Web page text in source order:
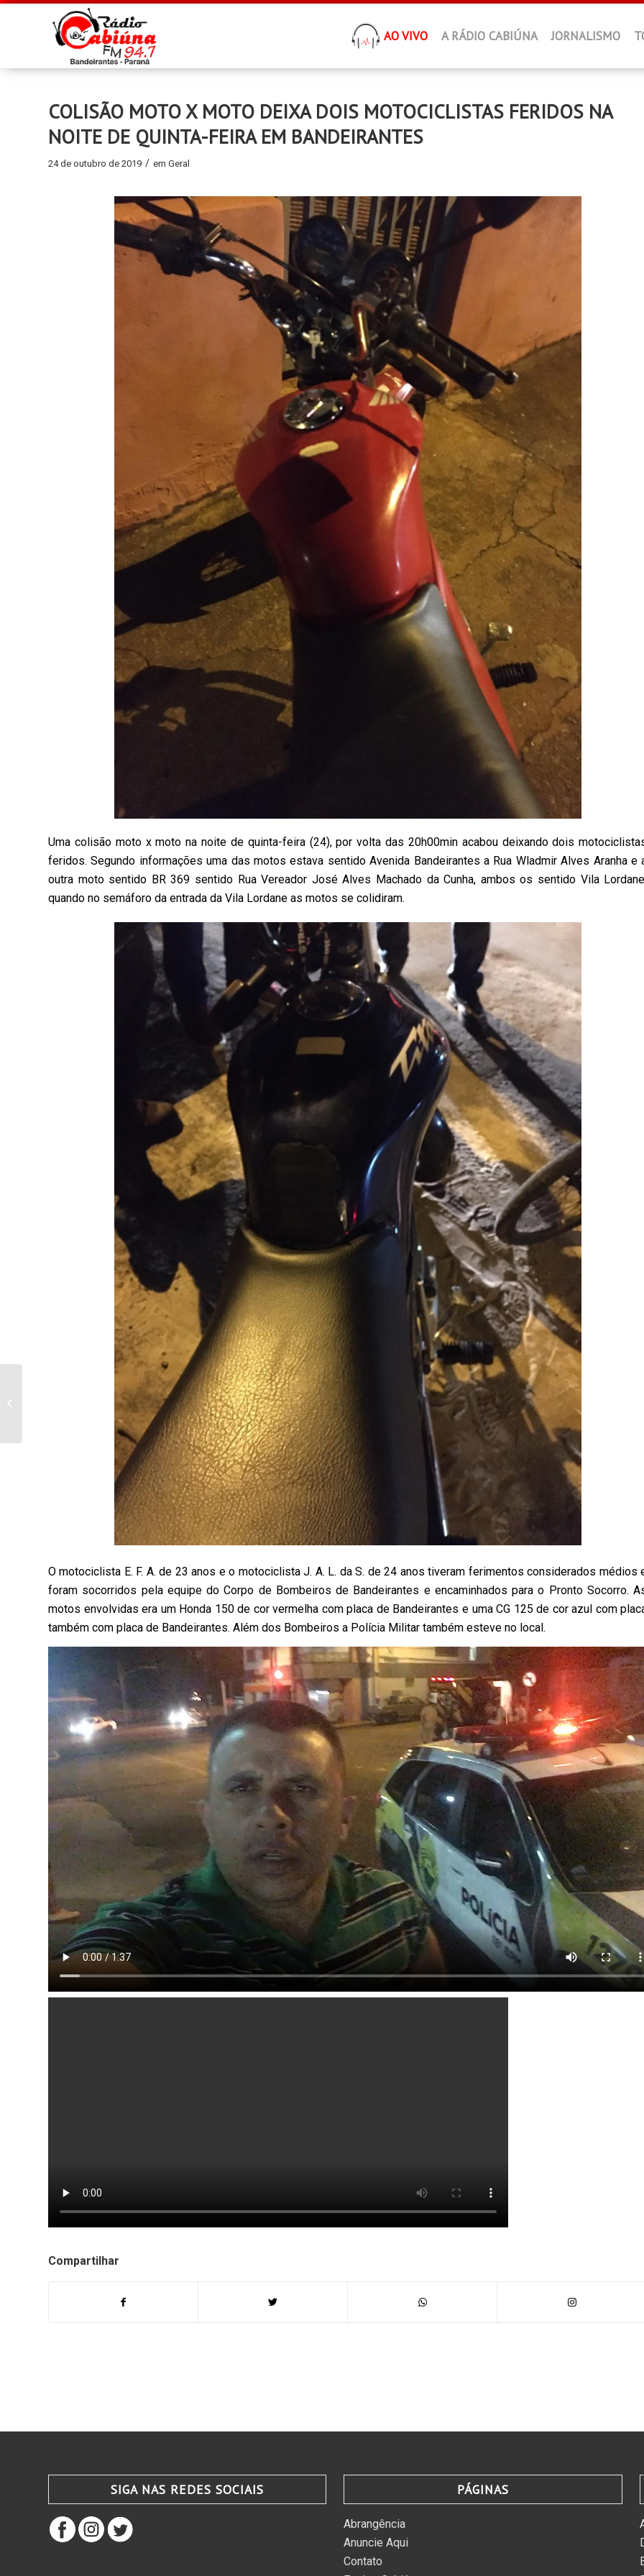
AO VIVO A RÁDIO CABIÚNA JORNALISMO
COLISÃO MOTO X MOTO DEIXA DOIS MOTOCICLISTAS FERIDOS NA
NOITE DE QUINTA-FEIRA EM BANDEIRANTES
24 de outubro de 2019 / em Geral
Uma colisão moto x moto na noite de quinta-feira (24), por volta das 20h00min acabou deixando dois
feridos. Segundo informações uma das motos estava sentido Avenida Bandeirantes a Rua Wladmir Alves Aranha e
outra moto sentido BR 369 sentido Rua Vereador José Alves Machado da Cunha, ambos os sentido Vila
quando no semáforo da entrada da Vila Lordane as motos se colidiram.
O motociclista E. F. A. de 23 anos e o motociclista J. A. L. da S. de 24 anos tiveram ferimentos considerados médios
foram socorridos pela equipe do Corpo de Bombeiros de Bandeirantes e encaminhados para o Pronto Socorro.
motos envolvidas era um Honda 150 de cor vermelha com placa de Bandeirantes e uma CG 125 de cor azul com
também com placa de Bandeirantes. Além dos Bombeiros a Polícia Militar também esteve no local.
Compartilhar
SIGA NAS REDES SOCIAIS PÁGINAS
Abrangência
Anuncie Aqui
Contato